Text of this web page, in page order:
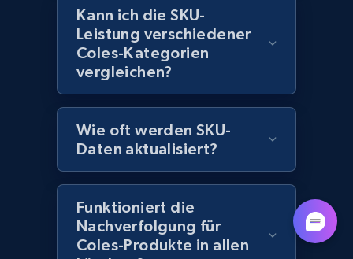
Lazada - Products
URL, Title, Rating, Reviews, Initial price, Final
price, Currency, Stock, and more.
keyword
URL, Title, Rating, Reviews, Initial price, Final
Kann ich die SKU-
Leistung verschiedener
Coles-Kategorien
vergleichen?
Wie oft werden SKU-
Daten aktualisiert?
Funktioniert die
Nachverfolgung für
Coles-Produkte in allen